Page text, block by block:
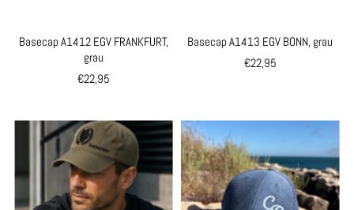
Basecap A1412 EGV FRANKFURT,
grau
€22,95
Basecap A1413 EGV BONN, grau
€22,95